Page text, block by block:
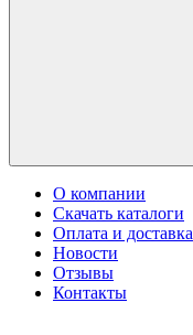
О компании
Скачать каталоги
Оплата и доставка
Новости
Отзывы
Контакты